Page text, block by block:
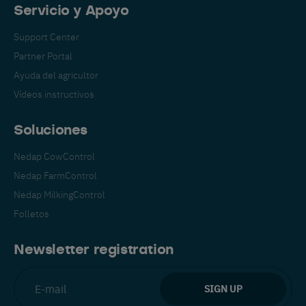
Servicio y Apoyo
Support Center
Partner Portal
Ayuda del agricultor
Vídeos instructivos
Soluciones
Nedap CowControl
Nedap FarmControl
Nedap MilkingControl
Folletos
Newsletter registration
Cambia a tu idioma